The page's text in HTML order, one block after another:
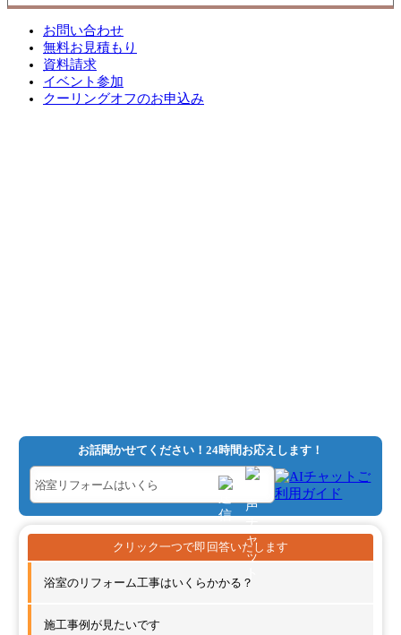
お問い合わせ
無料お見積もり
資料請求
イベント参加
クーリングオフのお申込み
お話聞かせてください！24時間お応えします！
浴室のリフォーム工事はいくらかかる？
施工事例が見たいです